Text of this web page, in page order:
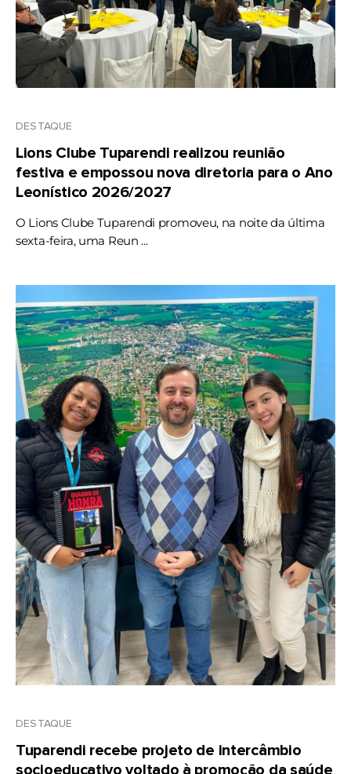
DESTAQUE
Lions Clube Tuparendi realizou reunião
festiva e empossou nova diretoria para o Ano
Leonístico 2026/2027
O Lions Clube Tuparendi promoveu, na noite da última
sexta-feira, uma Reun ...
DESTAQUE
Tuparendi recebe projeto de intercâmbio
socioeducativo voltado à promoção da saúde